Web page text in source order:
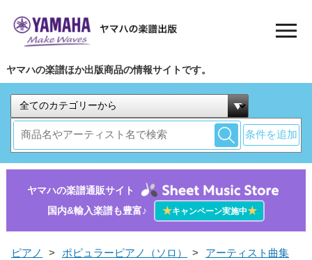
ヤマハの楽譜ほか出版商品の情報サイトです。
条件を追加
ヤマハの楽譜通販サイト
国内&輸入楽譜も豊富♪
★キャンペーン実施中★
ピアノ > ポピュラーピアノ（ソロ） > アーティスト曲集